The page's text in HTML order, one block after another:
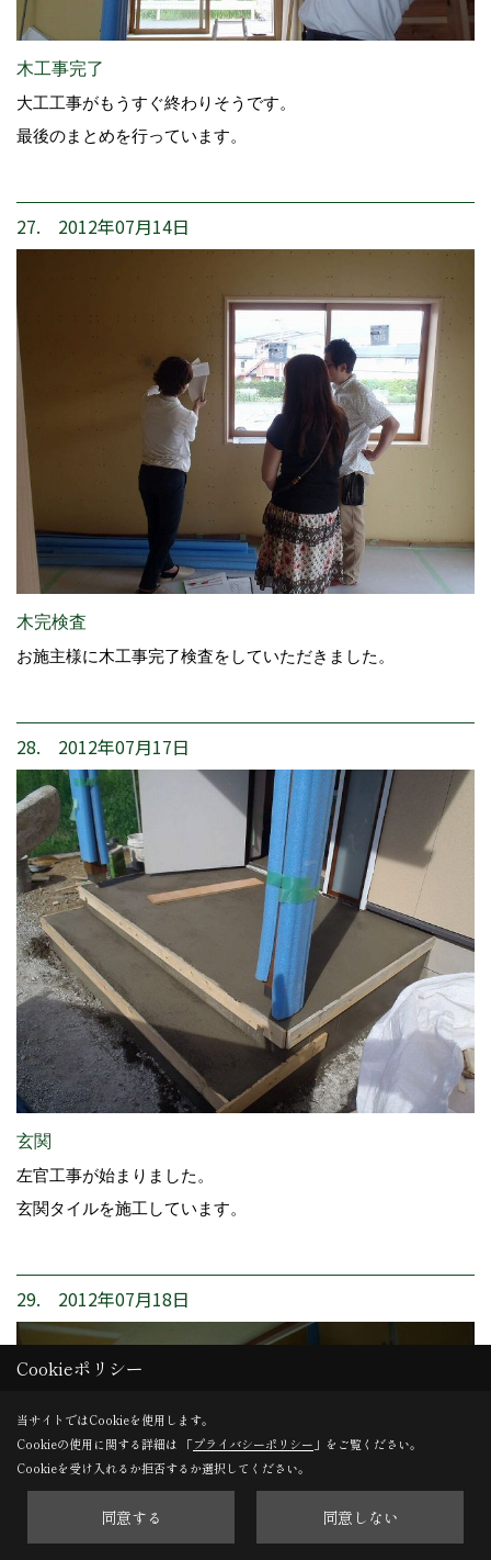
木工事完了
大工工事がもうすぐ終わりそうです。
最後のまとめを行っています。
27. 2012年07月14日
木完検査
お施主様に木工事完了検査をしていただきました。
28. 2012年07月17日
玄関
左官工事が始まりました。
玄関タイルを施工しています。
29. 2012年07月18日
Cookieポリシー
当サイトではCookieを使用します。
Cookieの使用に関する詳細は 「プライバシーポリシー 」をご覧ください。
Cookieを受け入れるか拒否するか選択してください。
同意する 同意しない